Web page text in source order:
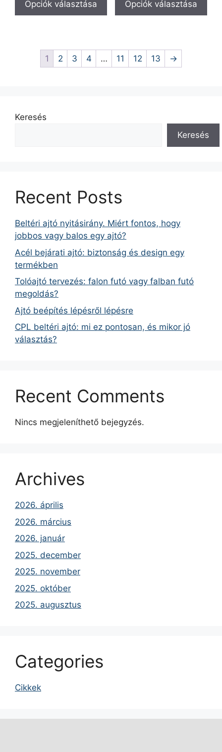
Opciók választása Opciók választása
1 2 3 4 … 11 12 13 →
Keresés
Keresés
Recent Posts
Beltéri ajtó nyitásirány. Miért fontos, hogy
jobbos vagy balos egy ajtó?
Acél bejárati ajtó: biztonság és design egy
termékben
Tolóajtó tervezés: falon futó vagy falban futó
megoldás?
Ajtó beépítés lépésről lépésre
CPL beltéri ajtó: mi ez pontosan, és mikor jó
választás?
Recent Comments
Nincs megjeleníthető bejegyzés.
Archives
2026. április
2026. március
2026. január
2025. december
2025. november
2025. október
2025. augusztus
Categories
Cikkek